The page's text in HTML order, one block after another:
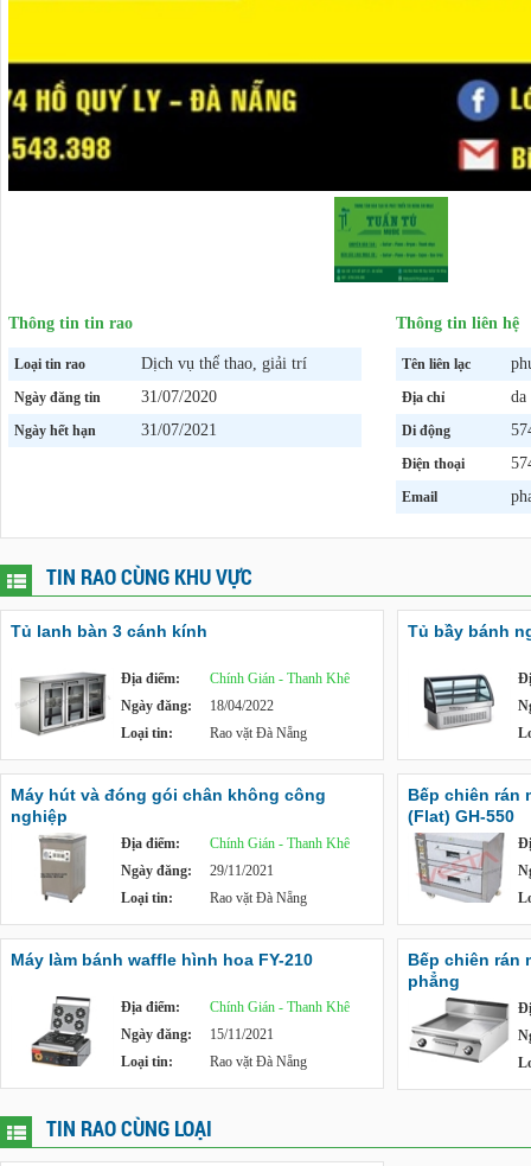
Thông tin tin rao
Loại tin rao Dịch vụ thể thao, giải trí
Ngày đăng tin 31/07/2020
Ngày hết hạn 31/07/2021
Thông tin liên hệ
Tên liên lạc
Địa chỉ da
Di động
Điện thoại
Email
TIN RAO CÙNG KHU VỰC
Tủ lanh bàn 3 cánh kính
Địa điểm:
Chính Gián - Thanh Khê
Ngày đăng:
18/04/2022
Loại tin:
Rao vặt Đà Nẵng
Tủ bầy bánh
Máy hút và đóng gói chân không công
nghiệp
Địa điểm:
Chính Gián - Thanh Khê
Ngày đăng:
29/11/2021
Loại tin:
Rao vặt Đà Nẵng
Bếp chiên rán
(Flat) GH-550
Máy làm bánh waffle hình hoa FY-210
Địa điểm:
Chính Gián - Thanh Khê
Ngày đăng:
15/11/2021
Loại tin:
Rao vặt Đà Nẵng
Bếp chiên rán
phẳng
TIN RAO CÙNG LOẠI